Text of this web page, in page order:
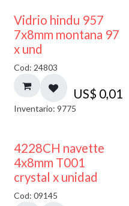
40% DESCUENTO
Vidrio hindu 957
7x8mm montana 97
x und
Cod: 24803
US$ 0,01
Inventario: 9775
4228CH navette
4x8mm T001
crystal x unidad
Cod: 09145